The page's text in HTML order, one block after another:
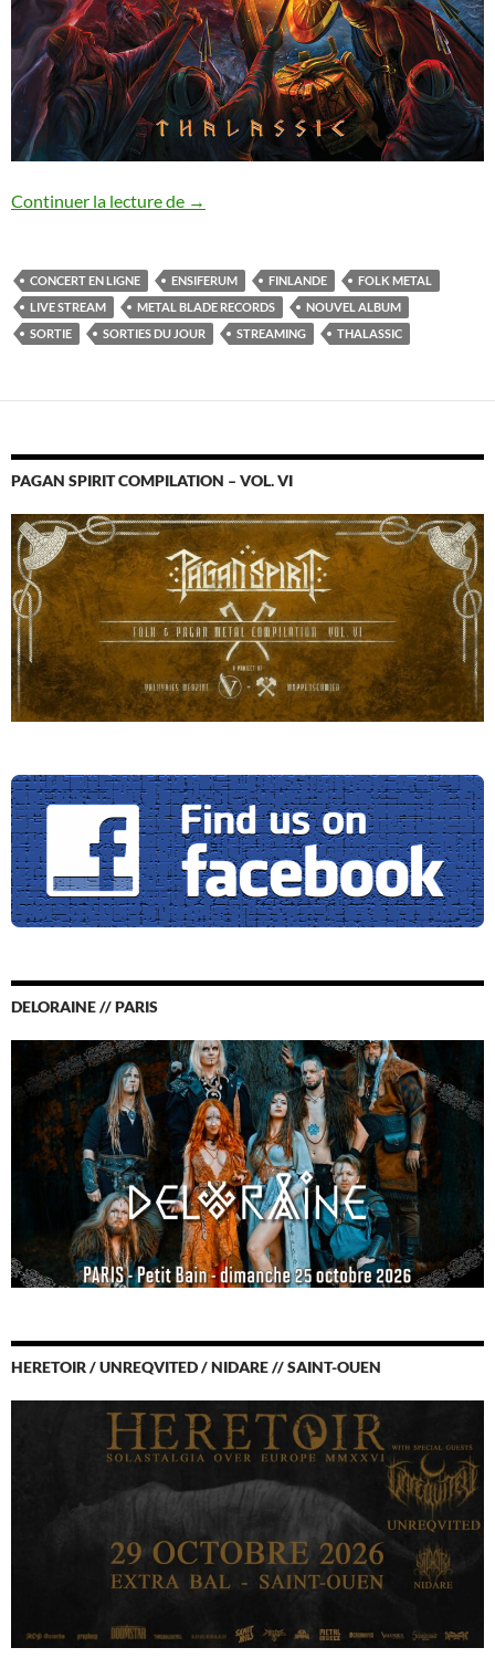
Continuer la lecture de La sortie du jour [10/07/2020]
→
CONCERT EN LIGNE ENSIFERUM FINLANDE
FOLK METAL
LIVE STREAM
METAL BLADE RECORDS
NOUVEL ALBUM
SORTIE
SORTIES DU JOUR STREAMING THALASSIC
PAGAN SPIRIT COMPILATION – VOL. VI
DELORAINE // PARIS
HERETOIR / UNREQVITED / NIDARE // SAINT-OUEN